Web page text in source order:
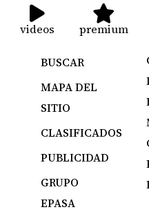
videos premium
BUSCAR
MAPA DEL
SITIO
CLASIFICADOS
PUBLICIDAD
GRUPO
EPASA